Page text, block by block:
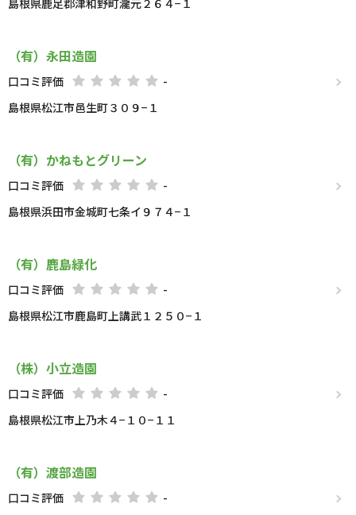
島根県鹿足郡津和野町瀧元２６４−１
（有）永田造園
口コミ評価
-
島根県松江市邑生町３０９−１
（有）かねもとグリーン
口コミ評価
-
島根県浜田市金城町七条イ９７４−１
（有）鹿島緑化
口コミ評価
-
島根県松江市鹿島町上講武１２５０−１
（株）小立造園
口コミ評価
-
島根県松江市上乃木４−１０−１１
（有）渡部造園
口コミ評価
-